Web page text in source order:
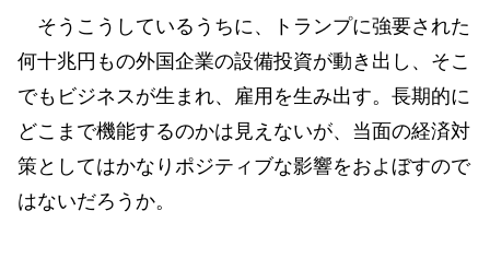
そうこうしているうちに、トランプに強要された
何十兆円もの外国企業の設備投資が動き出し、そこ
でもビジネスが生まれ、雇用を生み出す。長期的に
どこまで機能するのかは見えないが、当面の経済対
策としてはかなりポジティブな影響をおよぼすので
はないだろうか。